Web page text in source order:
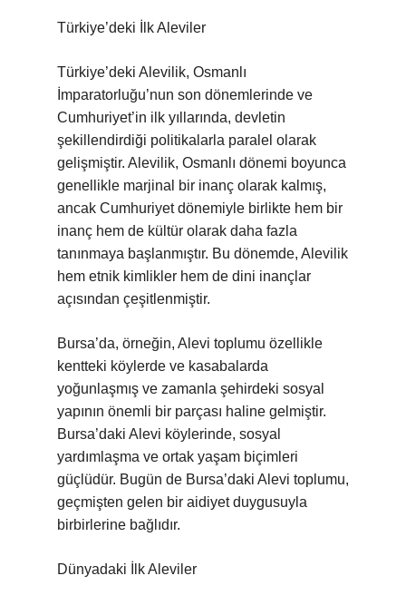
Türkiye’deki İlk Aleviler
Türkiye’deki Alevilik, Osmanlı
İmparatorluğu’nun son dönemlerinde ve
Cumhuriyet’in ilk yıllarında, devletin
şekillendirdiği politikalarla paralel olarak
gelişmiştir. Alevilik, Osmanlı dönemi boyunca
genellikle marjinal bir inanç olarak kalmış,
ancak Cumhuriyet dönemiyle birlikte hem bir
inanç hem de kültür olarak daha fazla
tanınmaya başlanmıştır. Bu dönemde, Alevilik
hem etnik kimlikler hem de dini inançlar
açısından çeşitlenmiştir.
Bursa’da, örneğin, Alevi toplumu özellikle
kentteki köylerde ve kasabalarda
yoğunlaşmış ve zamanla şehirdeki sosyal
yapının önemli bir parçası haline gelmiştir.
Bursa’daki Alevi köylerinde, sosyal
yardımlaşma ve ortak yaşam biçimleri
güçlüdür. Bugün de Bursa’daki Alevi toplumu,
geçmişten gelen bir aidiyet duygusuyla
birbirlerine bağlıdır.
Dünyadaki İlk Aleviler